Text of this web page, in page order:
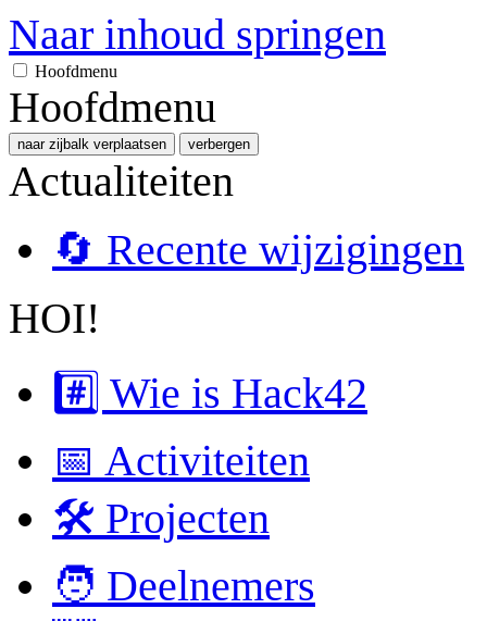
Naar inhoud springen
Hoofdmenu
Hoofdmenu
naar zijbalk verplaatsen verbergen
Actualiteiten
🔄 Recente wijzigingen
HOI!
#️⃣ Wie is Hack42
📅 Activiteiten
🛠 Projecten
🧑 Deelnemers